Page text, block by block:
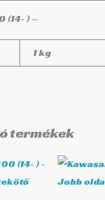
(14- ) –
1 kg
termékek